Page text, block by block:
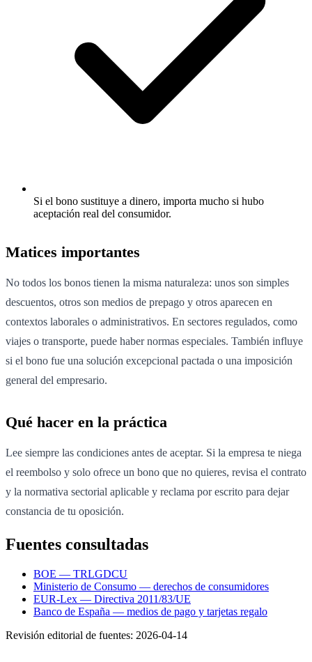
Si el bono sustituye a dinero, importa mucho si hubo
aceptación real del consumidor.
Matices importantes
No todos los bonos tienen la misma naturaleza: unos son simples
descuentos, otros son medios de prepago y otros aparecen en
contextos laborales o administrativos. En sectores regulados, como
viajes o transporte, puede haber normas especiales. También influye
si el bono fue una solución excepcional pactada o una imposición
general del empresario.
Qué hacer en la práctica
Lee siempre las condiciones antes de aceptar. Si la empresa te niega
el reembolso y solo ofrece un bono que no quieres, revisa el contrato
y la normativa sectorial aplicable y reclama por escrito para dejar
constancia de tu oposición.
Fuentes consultadas
BOE — TRLGDCU
Ministerio de Consumo — derechos de consumidores
EUR-Lex — Directiva 2011/83/UE
Banco de España — medios de pago y tarjetas regalo
Revisión editorial de fuentes: 2026-04-14